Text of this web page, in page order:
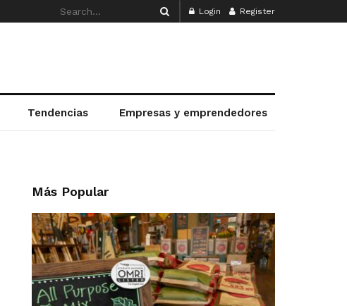
Login Register
Tendencias Empresas y emprendedores
Más Popular